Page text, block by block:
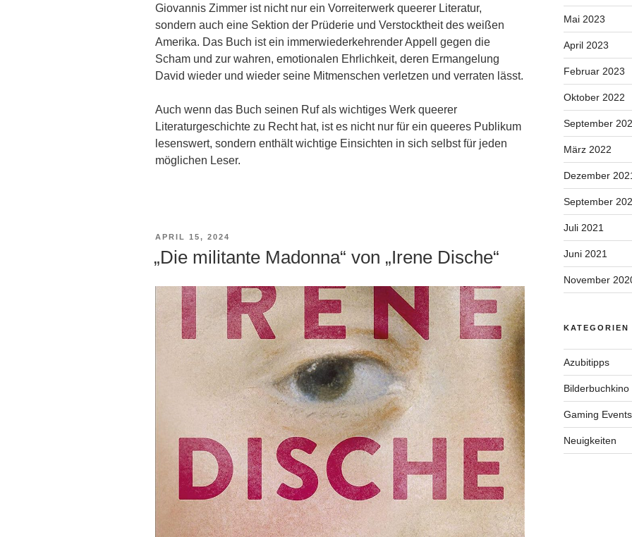
Giovannis Zimmer ist nicht nur ein Vorreiterwerk queerer Literatur,
sondern auch eine Sektion der Prüderie und Verstocktheit des weißen
Amerika. Das Buch ist ein immerwiederkehrender Appell gegen die
Scham und zur wahren, emotionalen Ehrlichkeit, deren Ermangelung
David wieder und wieder seine Mitmenschen verletzen und verraten lässt.
Auch wenn das Buch seinen Ruf als wichtiges Werk queerer
Literaturgeschichte zu Recht hat, ist es nicht nur für ein queeres Publikum
lesenswert, sondern enthält wichtige Einsichten in sich selbst für jeden
möglichen Leser.
VERÖFFENTLICHT
APRIL 15, 2024
„Die militante Madonna“ von „Irene Dische“
Mai 2023
April 2023
Februar 2023
Oktober 2022
September
März 2022
Dezember
September
Juli 2021
Juni 2021
November
KATEGORIEN
Azubitipps
Bilderbuchkino
Gaming Events
Neuigkeiten